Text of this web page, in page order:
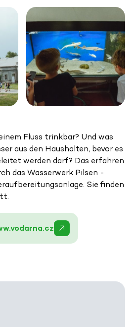
Fluss trinkbar? Und was
aus den Haushalten, bevor es
werden darf? Das erfahren
das Wasserwerk Pilsen -
Sie finden